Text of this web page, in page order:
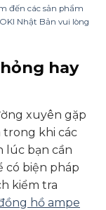
đến các sản phẩm
Nhật Bản vui lòng
hay
xuyên gặp
trong khi các
lúc bạn cần
có biện pháp
kiểm tra
hồ ampe